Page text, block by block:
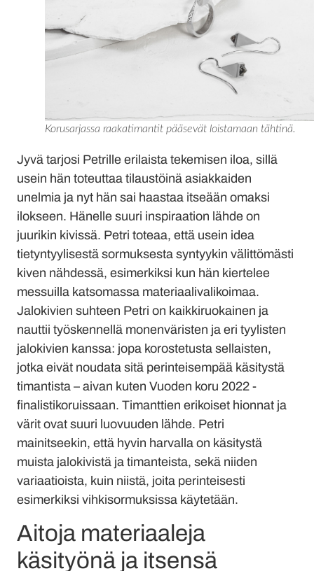
Korusarjassa raakatimantit pääsevät loistamaan tähtinä.
Jyvä tarjosi Petrille erilaista tekemisen iloa, sillä
usein hän toteuttaa tilaustöinä asiakkaiden
unelmia ja nyt hän sai haastaa itseään omaksi
ilokseen. Hänelle suuri inspiraation lähde on
juurikin kivissä. Petri toteaa, että usein idea
tietyntyylisestä sormuksesta syntyykin välittömästi
kiven nähdessä, esimerkiksi kun hän kiertelee
messuilla katsomassa materiaalivalikoimaa.
Jalokivien suhteen Petri on kaikkiruokainen ja
nauttii työskennellä monenväristen ja eri tyylisten
jalokivien kanssa: jopa korostetusta sellaisten,
jotka eivät noudata sitä perinteisempää käsitystä
timantista – aivan kuten Vuoden koru 2022 -
finalistikoruissaan. Timanttien erikoiset hionnat ja
värit ovat suuri luovuuden lähde. Petri
mainitseekin, että hyvin harvalla on käsitystä
muista jalokivistä ja timanteista, sekä niiden
variaatioista, kuin niistä, joita perinteisesti
esimerkiksi vihkisormuksissa käytetään.
Aitoja materiaaleja
käsityönä ja itsensä